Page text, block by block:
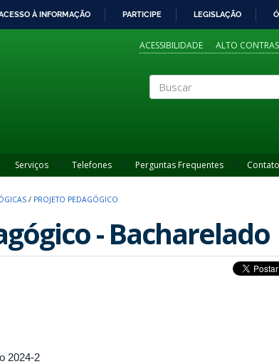
À INFORMAÇÃO PARTICIPE LEGISLAÇÃO
ACESSIBILIDADE ALTO
Serviços Telefones Perguntas Frequentes Contato
/ PROJETO PEDAGÓGICO
- Bacharelado
2024-2